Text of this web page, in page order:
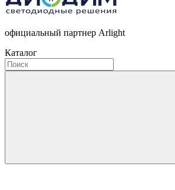
официальный партнер Arlight
Каталог